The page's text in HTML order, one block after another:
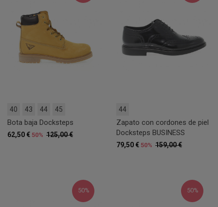
40 43 44 45
Bota baja Docksteps
125,00 €
62,50 € 50%
44
Zapato con cordones de piel
Docksteps BUSINESS
159,00 €
79,50 € 50%
50% 50%